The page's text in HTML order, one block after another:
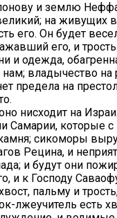
и землю
на живущих в
его. Он будет
его, и
и одежда,
владычество на
предела на
нисходит на
Самарии, которые
сикоморы
Рецина, и
и будут они
и к Господу
пальму и
лжеучитель есть